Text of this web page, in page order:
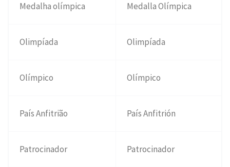
Medalha olímpica Medalla Olímpica
Olimpíada Olimpíada
Olímpico Olímpico
País Anfitrião País Anfitrión
Patrocinador Patrocinador